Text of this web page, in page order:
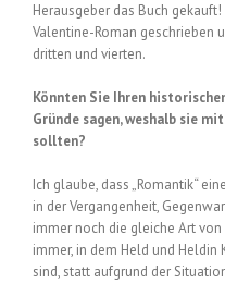
Herausgeber das Buch
Valentine-Roman geschrieben
dritten und vierten.
Könnten Sie Ihren
Gründe sagen, weshalb sie
sollten?
Ich glaube, dass „Romantik“
in der Vergangenheit,
immer noch die gleiche Art
immer, in dem Held und
sind, statt aufgrund der